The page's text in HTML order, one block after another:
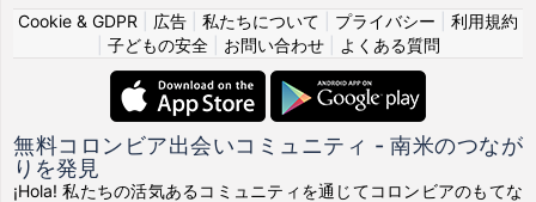
Cookie & GDPR
広告 私たちについて プライバシー
利用規約
子どもの安全| お問い合わせ| よくある質問
無料コロンビア出会いコミュニティ - 南米のつなが
りを発見
¡Hola! 私たちの活気あるコミュニティを通じてコロンビアのもてな